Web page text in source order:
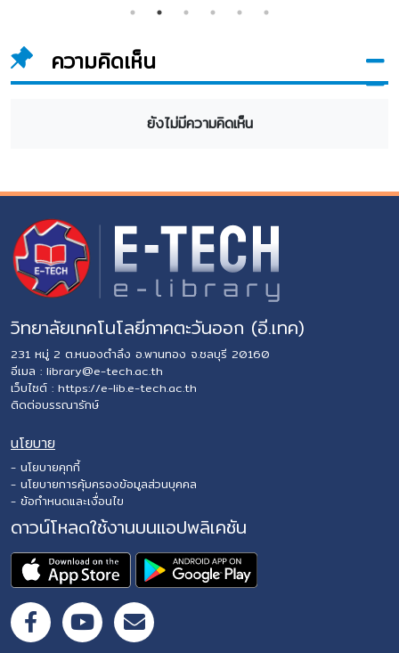
ความคิดเห็น
ยังไม่มีความคิดเห็น
วิทยาลัยเทคโนโลยีภาคตะวันออก (อี.เทค)
231 หมู่ 2 ต.หนองตำลึง อ.พานทอง จ.ชลบุรี 20160
อีเมล : library@e-tech.ac.th
เว็บไซต์ : https://e-lib.e-tech.ac.th
ติดต่อบรรณารักษ์
นโยบาย
- นโยบายคุกกี้
- นโยบายการคุ้มครองข้อมูลส่วนบุคคล
- ข้อกำหนดและเงื่อนไข
ดาวน์โหลดใช้งานบนแอปพลิเคชัน